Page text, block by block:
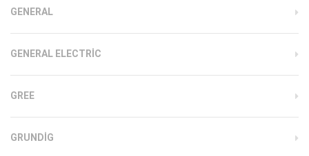
GENERAL
GENERAL ELECTRIC
GREE
GRUNDIG